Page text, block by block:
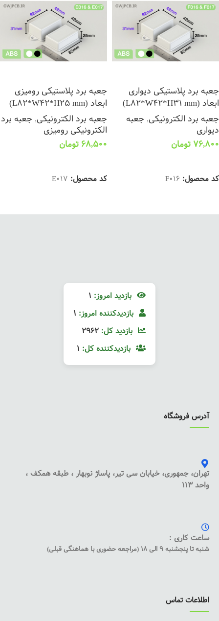
جعبه برد پلاستیکی دیواری
ابعاد (L82*W42*H31 mm)
جعبه برد الکترونیکی, جعبه
دیواری
76,800 تومان
کد محصول: F016
جعبه برد پلاستیکی رومیزی
ابعاد (L82*W42*H25 mm)
جعبه برد الکترونیکی, جعبه برد
الکترونیکی رومیزی
68,500 تومان
کد محصول: E017
بازدید امروز:
بازدیدکننده امروز:
بازدید کل:
بازدیدکننده کل:
آدرس فروشگاه
تهران، جمهوری، خیابان سی تیر، پاساژ نوبهار ، طبقه همکف ،
واحد 113
ساعت کاری :
شنبه تا پنجشنبه 9 الی 18 (مراجعه حضوری با هماهنگی قبلی)
اطلاعات تماس